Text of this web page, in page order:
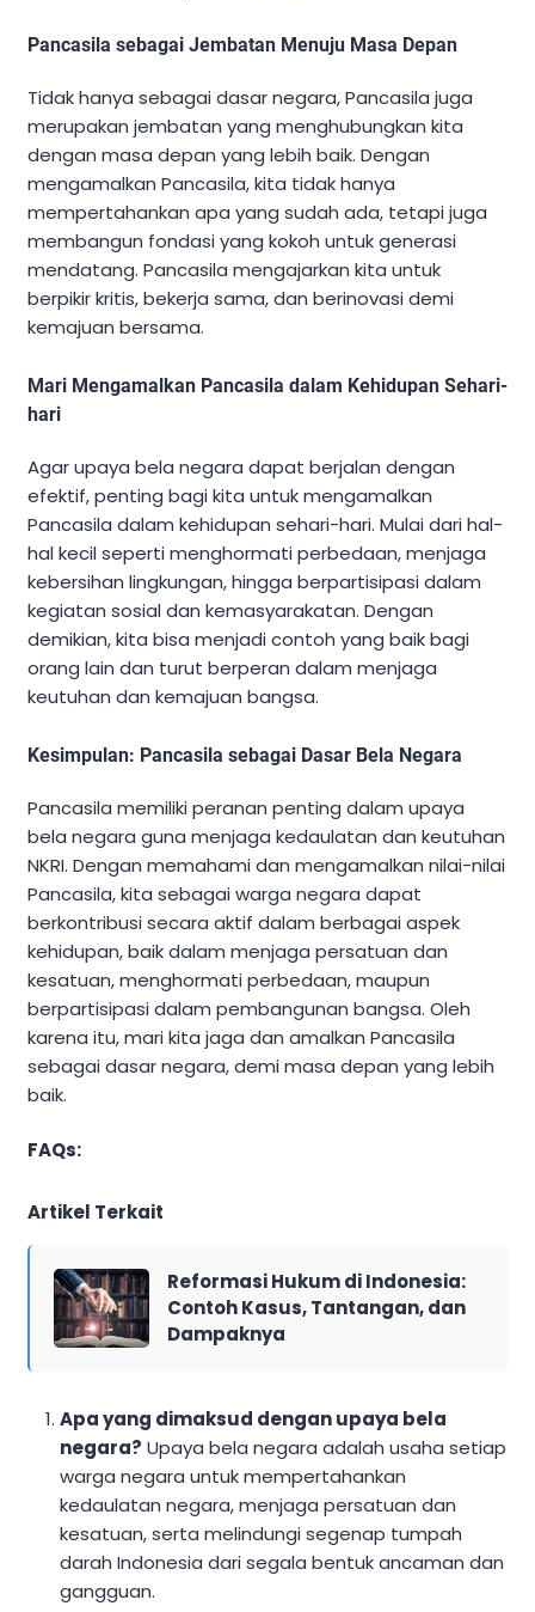
Pancasila sebagai Jembatan Menuju Masa Depan
Tidak hanya sebagai dasar negara, Pancasila juga
merupakan jembatan yang menghubungkan kita
dengan masa depan yang lebih baik. Dengan
mengamalkan Pancasila, kita tidak hanya
mempertahankan apa yang sudah ada, tetapi juga
membangun fondasi yang kokoh untuk generasi
mendatang. Pancasila mengajarkan kita untuk
berpikir kritis, bekerja sama, dan berinovasi demi
kemajuan bersama.
Mari Mengamalkan Pancasila dalam Kehidupan Sehari-
hari
Agar upaya bela negara dapat berjalan dengan
efektif, penting bagi kita untuk mengamalkan
Pancasila dalam kehidupan sehari-hari. Mulai dari hal-
hal kecil seperti menghormati perbedaan, menjaga
kebersihan lingkungan, hingga berpartisipasi dalam
kegiatan sosial dan kemasyarakatan. Dengan
demikian, kita bisa menjadi contoh yang baik bagi
orang lain dan turut berperan dalam menjaga
keutuhan dan kemajuan bangsa.
Kesimpulan: Pancasila sebagai Dasar Bela Negara
Pancasila memiliki peranan penting dalam upaya
bela negara guna menjaga kedaulatan dan keutuhan
NKRI. Dengan memahami dan mengamalkan nilai-nilai
Pancasila, kita sebagai warga negara dapat
berkontribusi secara aktif dalam berbagai aspek
kehidupan, baik dalam menjaga persatuan dan
kesatuan, menghormati perbedaan, maupun
berpartisipasi dalam pembangunan bangsa. Oleh
karena itu, mari kita jaga dan amalkan Pancasila
sebagai dasar negara, demi masa depan yang lebih
baik.
FAQs:
Artikel Terkait
Reformasi Hukum di Indonesia:
Contoh Kasus, Tantangan, dan
Dampaknya
Apa yang dimaksud dengan upaya bela
negara? Upaya bela negara adalah usaha setiap
warga negara untuk mempertahankan
kedaulatan negara, menjaga persatuan dan
kesatuan, serta melindungi segenap tumpah
darah Indonesia dari segala bentuk ancaman dan
gangguan.